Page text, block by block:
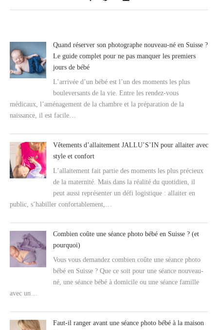
Quand réserver son photographe nouveau-né en Suisse ?
Le guide complet pour ne pas manquer les premiers
jours de bébé
L’arrivée d’un bébé est l’un des moments les plus
bouleversants de la vie. Entre les rendez-vous
médicaux, l’aménagement de la chambre et la préparation de la
naissance, il est facile…
Vêtements d’allaitement JALLU’S’IN pour allaiter avec
style et confort
L’allaitement fait partie des moments les plus précieux
de la maternité. Mais dans la réalité du quotidien, il
peut aussi représenter un défi logistique : allaiter en
public, s’habiller confortablement,…
Combien coûte une séance photo bébé en Suisse ? (et
pourquoi)
Vous vous demandez combien coûte une séance photo
bébé en Suisse ? Que ce soit pour une séance nouveau-
né, une séance bébé à domicile ou une séance famille
avec un…
Faut-il ranger avant une séance photo bébé à la maison